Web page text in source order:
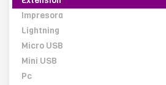
Impresora
Lightning
Micro USB
Mini USB
Pc